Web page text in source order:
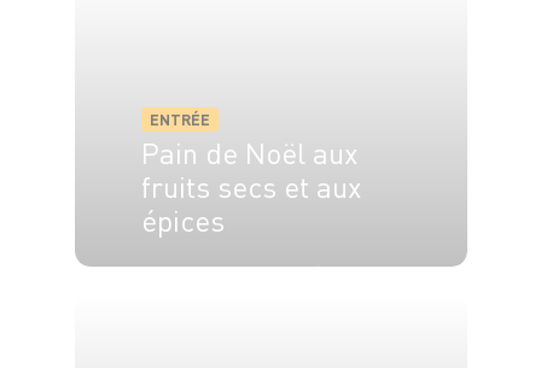
ENTRÉE
Pain de Noël aux
fruits secs et aux
épices